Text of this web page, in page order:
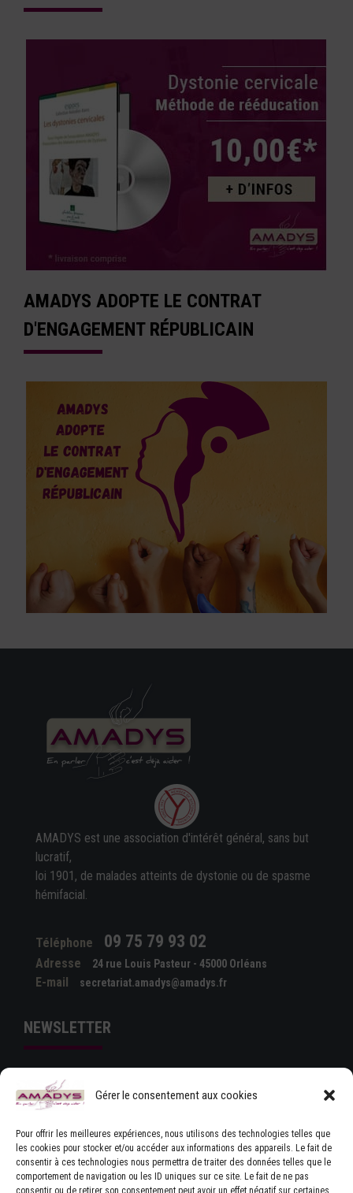
Gérer le consentement aux cookies
Pour offrir les meilleures expériences, nous utilisons des technologies telles que
les cookies pour stocker et/ou accéder aux informations des appareils. Le fait de
consentir à ces technologies nous permettra de traiter des données telles que le
comportement de navigation ou les ID uniques sur ce site. Le fait de ne pas
consentir ou de retirer son consentement peut avoir un effet négatif sur certaines
AMADYS ADOPTE LE CONTRAT
D'ENGAGEMENT RÉPUBLICAIN
AMADYS est une association d'intérêt général, sans but
lucratif,
loi 1901, de malades atteints de dystonie ou de spasme
hémifacial.
Téléphone 09 75 79 93 02
Adresse 24 rue Louis Pasteur - 45000 Orléans
E-mail secretariat.amadys@amadys.fr
NEWSLETTER
J'ACCEPTE LES CONDITIONS GÉNÉRALES